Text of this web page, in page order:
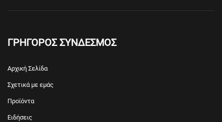
ΓΡΗΓΟΡΟΣ ΣΥΝΔΕΣΜΟΣ
Αρχική Σελίδα
Σχετικά με εμάς
Προϊόντα
Ειδήσεις